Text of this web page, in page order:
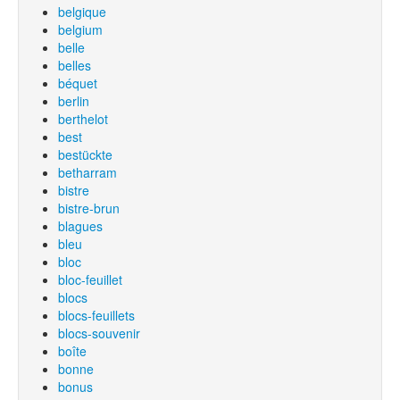
belgique
belgium
belle
belles
béquet
berlin
berthelot
best
bestückte
betharram
bistre
bistre-brun
blagues
bleu
bloc
bloc-feuillet
blocs
blocs-feuillets
blocs-souvenir
boîte
bonne
bonus